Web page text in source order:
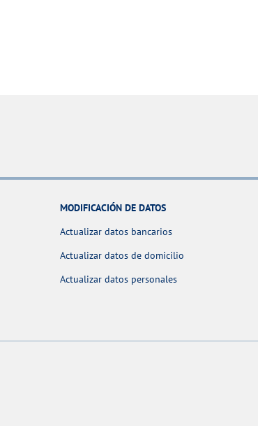
MODIFICACIÓN DE DATOS
Actualizar datos bancarios
Actualizar datos de domicilio
Actualizar datos personales